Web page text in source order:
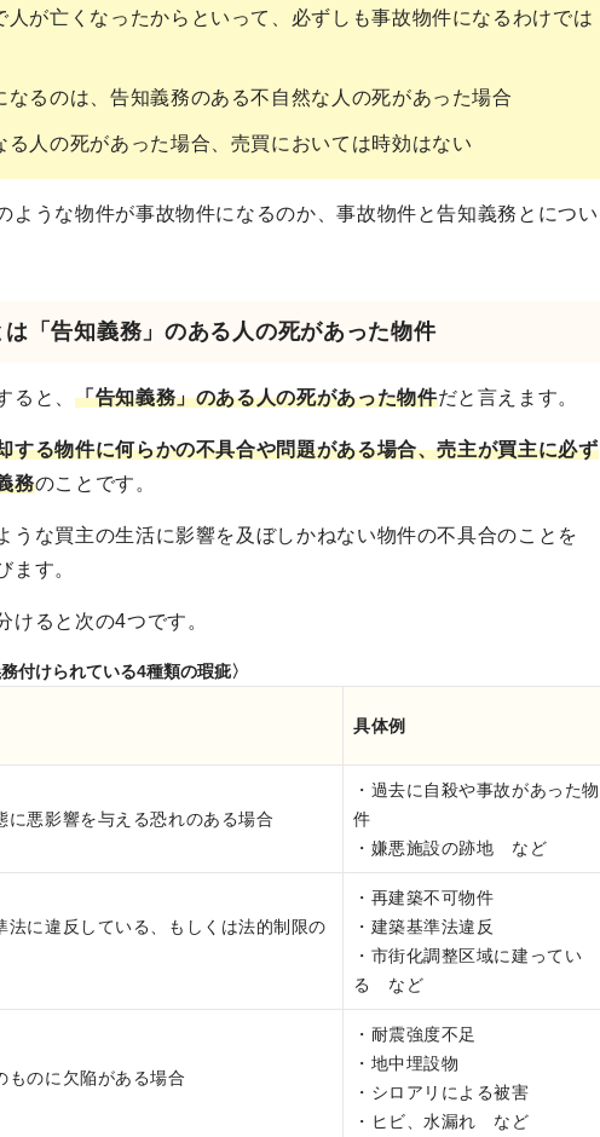
人が亡くなったからといって、必ずしも事故物件になるわけでは
なるのは、告知義務のある不自然な人の死があった場合
る人の死があった場合、売買においては時効はない
ような物件が事故物件になるのか、事故物件と告知義務とについ
「告知義務」のある人の死があった物件
ると、 「告知義務」のある人の死があった物件だと言えます。
する物件に何らかの不具合や問題がある場合、売主が買主に必ず
務のことです。
うな買主の生活に影響を及ぼしかねない物件の不具合のことを
ます。
けると次の4つです。
付けられている4種類の瑕疵〉
具体例
に悪影響を与える恐れのある場合
・過去に自殺や事故があった物
件
・嫌悪施設の跡地 など
法に違反している、もしくは法的制限の
・再建築不可物件
・建築基準法違反
・市街化調整区域に建ってい
る など
ものに欠陥がある場合
・耐震強度不足
・地中埋設物
・シロアリによる被害
・ヒビ、水漏れ など